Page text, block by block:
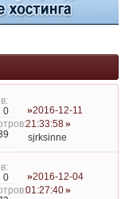
0
2016-12-11
21:33:58
sjrksinne
0
2016-12-04
01:27:40